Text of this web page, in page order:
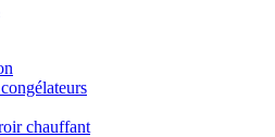
chauffant